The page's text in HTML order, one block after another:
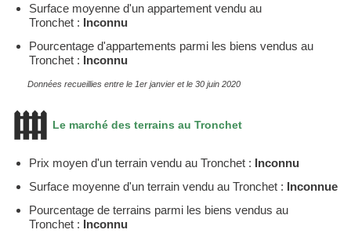
Surface moyenne d'un appartement vendu au
Tronchet : Inconnu
Pourcentage d'appartements parmi les biens vendus au
Tronchet : Inconnu
Données recueillies entre le 1er janvier et le 30 juin 2020
Le marché des terrains au Tronchet
Prix moyen d'un terrain vendu au Tronchet : Inconnu
Surface moyenne d'un terrain vendu au Tronchet : Inconnue
Pourcentage de terrains parmi les biens vendus au
Tronchet : Inconnu